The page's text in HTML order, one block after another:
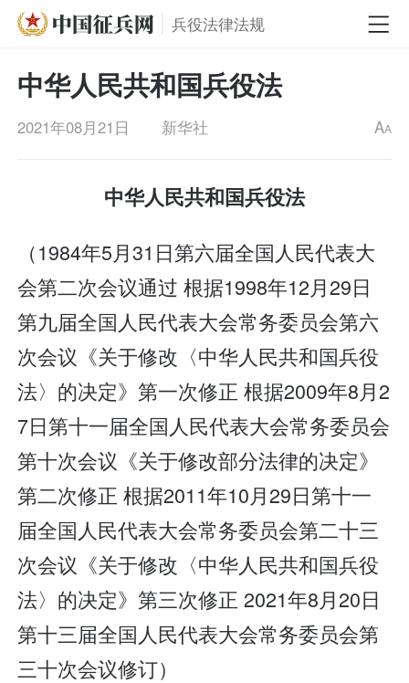
兵役法律法规
中华人民共和国兵役法
2021年08月21日 新华社 AA
中华人民共和国兵役法
（1984年5月31日第六届全国人民代表大
会第二次会议通过 根据1998年12月29日
第九届全国人民代表大会常务委员会第六
次会议《关于修改〈中华人民共和国兵役
法〉的决定》第一次修正 根据2009年8月2
7日第十一届全国人民代表大会常务委员会
第十次会议《关于修改部分法律的决定》
第二次修正 根据2011年10月29日第十一
届全国人民代表大会常务委员会第二十三
次会议《关于修改〈中华人民共和国兵役
法〉的决定》第三次修正 2021年8月20日
第十三届全国人民代表大会常务委员会第
三十次会议修订）